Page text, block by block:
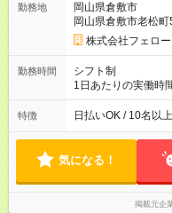
たいという人もいる
ので、お気軽にご相談ください！
す。その間の給与・待遇に
用期間あり 試用期
と同じです。
勤務地
岡山県倉敷市
岡山県倉敷市老松
株式会社フェロ
勤務時間
シフト制
1日あたりの実働時
(1) 10:00～19:00
いずれも実働8時間
たい」などあれば
特徴 日払いOK / 10名以
気になる！
掲載元企